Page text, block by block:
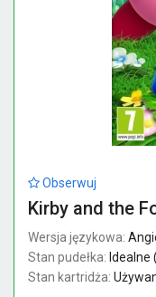
Obserwuj
Kirby and the
Wersja językowa:
Stan pudełka: Idealne
Stan kartridża: